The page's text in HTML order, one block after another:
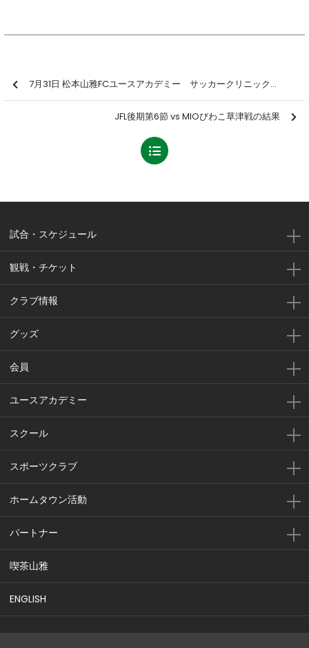
7月31日 松本山雅FCユースアカデミー サッカークリニック報告
JFL後期第6節 vs MIOびわこ草津戦の結果
試合・スケジュール
観戦・チケット
クラブ情報
グッズ
会員
ユースアカデミー
スクール
スポーツクラブ
ホームタウン活動
パートナー
喫茶山雅
ENGLISH